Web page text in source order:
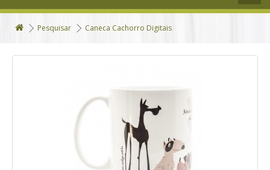
Pesquisar Caneca Cachorro Digitais